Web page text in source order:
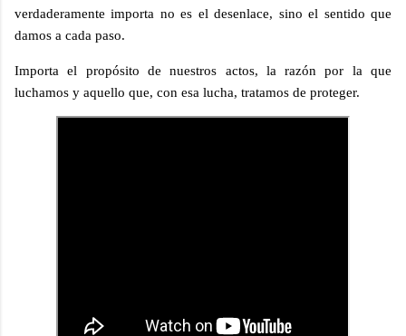
verdaderamente importa no es el desenlace, sino el sentido que
damos a cada paso.
Importa el propósito de nuestros actos, la razón por la que
luchamos y aquello que, con esa lucha, tratamos de proteger.